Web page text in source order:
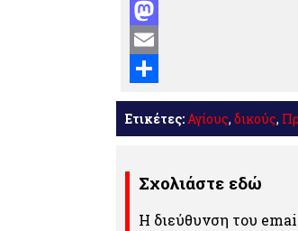
Facebook
Mastodon
Email
Μοιραστείτε
Ετικέτες:Αγίους, δικούς,
Σχολιάστε εδώ
Η διεύθυνση του